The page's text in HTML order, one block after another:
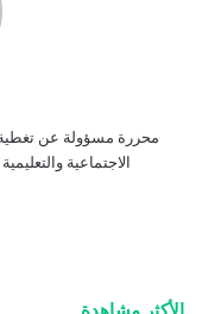
محررة مسؤولة عن تغطية
الاجتماعية